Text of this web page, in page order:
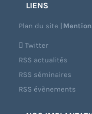
LIENS
Plan du site |
Twitter
RSS actualités
RSS séminaires
RSS évènements